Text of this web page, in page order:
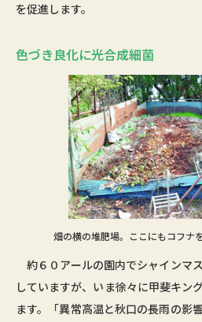
を促進します。
色づき良化に光合成細菌
畑の横の堆肥場。ここにもコフナ
約６０アールの園内でシャインマ
していますが、いま徐々に甲斐キン
ます。「異常高温と秋口の長雨の影